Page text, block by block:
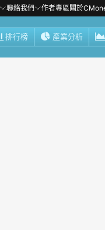
聯絡我們 作者專區關於
排行榜 產業分析